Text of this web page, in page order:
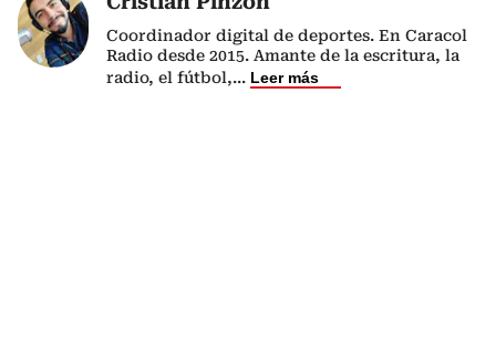
Coordinador digital de deportes. En Caracol
Radio desde 2015. Amante de la escritura, la
radio, el fútbol,... Leer más